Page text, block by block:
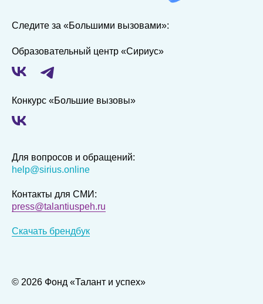
Для вопросов и обращений:
help@sirius.online
Контакты для СМИ:
press@talantiuspeh.ru
Скачать брендбук
© 2026 Фонд «Талант и успех»
Следите за «Большими вызовами»:
Образовательный центр «Сириус»
Конкурс «Большие вызовы»